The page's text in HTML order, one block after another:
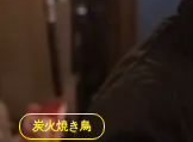
創業以来、守り続け
丹念に串打ちをして
れ」もヤミツキにな
リッとジューシーな
炭火焼き鳥